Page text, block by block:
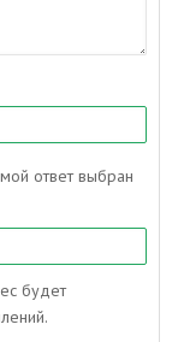
ответ выбран
будет